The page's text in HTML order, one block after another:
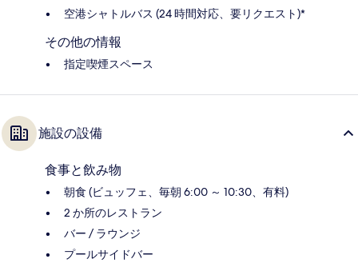
空港シャトルバス (24 時間対応、要リクエスト)*
その他の情報
指定喫煙スペース
施設の設備
食事と飲み物
朝食 (ビュッフェ、毎朝 6:00 ～ 10:30、有料)
2 か所のレストラン
バー / ラウンジ
プールサイドバー